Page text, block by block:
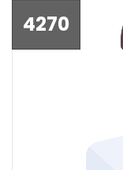
4270